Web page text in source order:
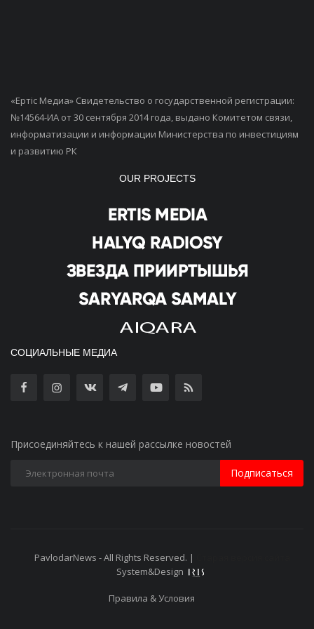
«Ертiс Медиа» Свидетельство о государственной регистрации:
№14564-ИА от 30 сентября 2014 года, выдано Комитетом связи,
информатизации и информации Министерства по инвестициям
и развитию РК
OUR PROJECTS
СОЦИАЛЬНЫЕ МЕДИА
Присоединяйтесь к нашей рассылке новостей
Подписаться
PavlodarNews - All Rights Reserved. |
System&Design
Правила & Условия